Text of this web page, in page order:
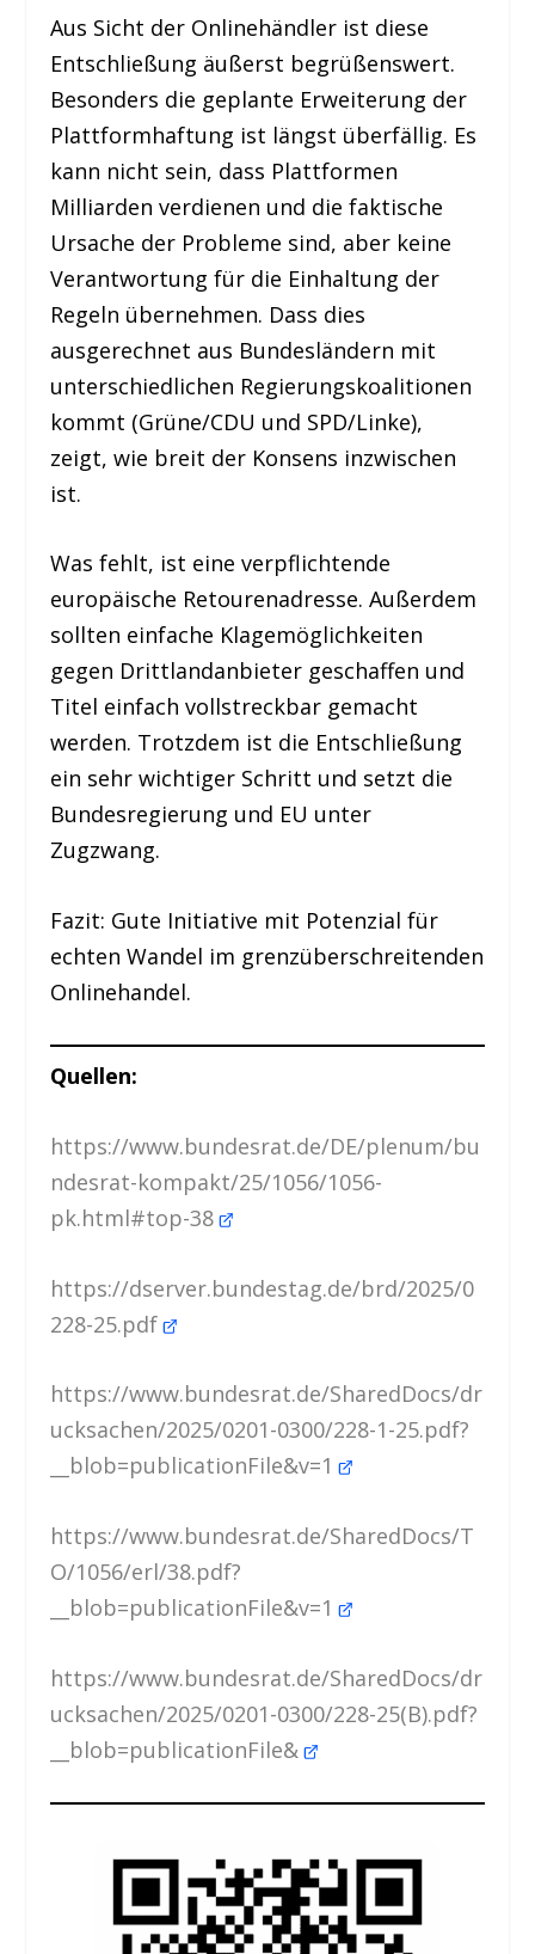
Aus Sicht der Onlinehändler ist diese
Entschließung äußerst begrüßenswert.
Besonders die geplante Erweiterung der
Plattformhaftung ist längst überfällig. Es
kann nicht sein, dass Plattformen
Milliarden verdienen und die faktische
Ursache der Probleme sind, aber keine
Verantwortung für die Einhaltung der
Regeln übernehmen. Dass dies
ausgerechnet aus Bundesländern mit
unterschiedlichen Regierungskoalitionen
kommt (Grüne/CDU und SPD/Linke),
zeigt, wie breit der Konsens inzwischen
ist.
Was fehlt, ist eine verpflichtende
europäische Retourenadresse. Außerdem
sollten einfache Klagemöglichkeiten
gegen Drittlandanbieter geschaffen und
Titel einfach vollstreckbar gemacht
werden. Trotzdem ist die Entschließung
ein sehr wichtiger Schritt und setzt die
Bundesregierung und EU unter
Zugzwang.
Fazit: Gute Initiative mit Potenzial für
echten Wandel im grenzüberschreitenden
Onlinehandel.
Quellen:
https://www.bundesrat.de/DE/plenum/bu
ndesrat-kompakt/25/1056/1056-
pk.html#top-38
https://dserver.bundestag.de/brd/2025/0
228-25.pdf
https://www.bundesrat.de/SharedDocs/dr
ucksachen/2025/0201-0300/228-1-25.pdf?
__blob=publicationFile&v=1
https://www.bundesrat.de/SharedDocs/T
O/1056/erl/38.pdf?
__blob=publicationFile&v=1
https://www.bundesrat.de/SharedDocs/dr
ucksachen/2025/0201-0300/228-25(B).pdf?
__blob=publicationFile&